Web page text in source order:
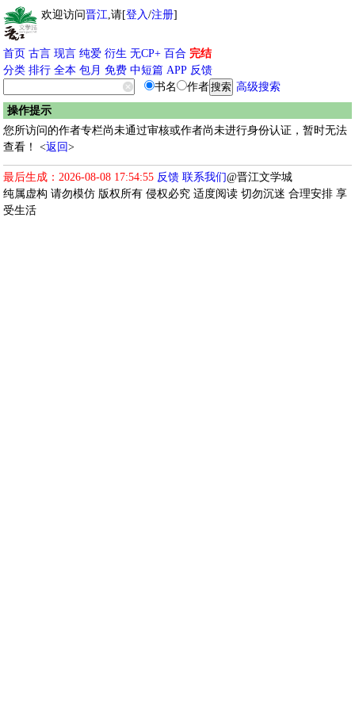
欢迎访问晋江,请[登入/注册]
首页 古言 现言 纯爱 衍生 无CP+ 百合 完结
分类 排行 全本 包月 免费 中短篇 APP 反馈
书名
作者
高级搜索
操作提示
您所访问的作者专栏尚未通过审核或作者尚未进行身份认证，暂时无法
查看！ <返回>
最后生成：2026-08-08 17:54:55 反馈 联系我们@晋江文学城
纯属虚构 请勿模仿 版权所有 侵权必究 适度阅读 切勿沉迷 合理安排 享
受生活